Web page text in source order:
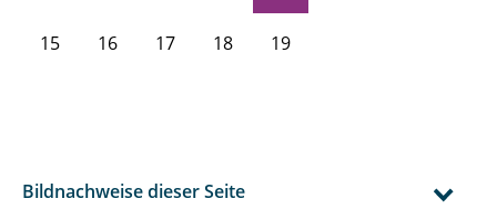
15 16 17 18 19
Bildnachweise dieser Seite